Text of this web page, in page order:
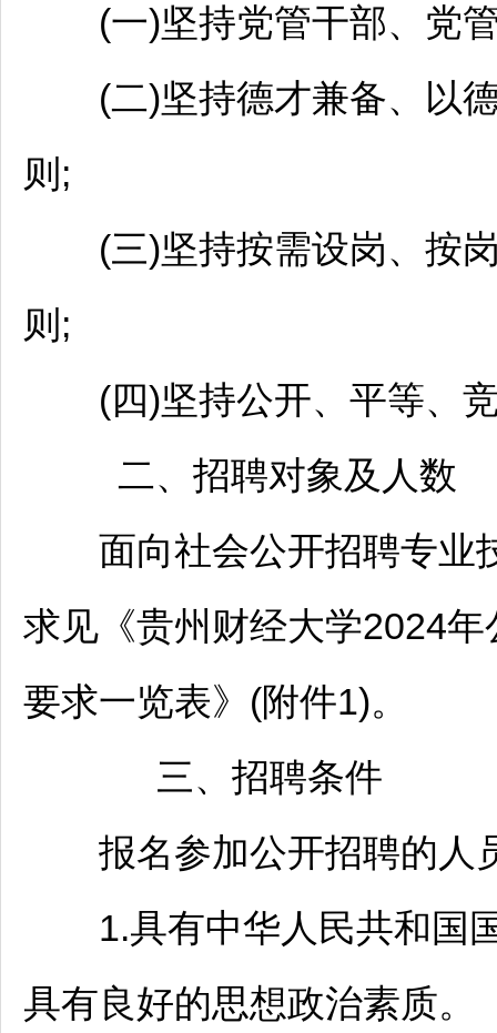
(一)坚持党管干部、党管
(二)坚持德才兼备、以德
则;
(三)坚持按需设岗、按
则;
(四)坚持公开、平等、竞
二、 招聘对象及人数
面向社会公开招聘专业
求见《贵州财经大学2024年
要求一览表》(附件1)。
三、 招聘条件
报名参加公开招聘的人
1.具有中华人民共和国国
具有良好的思想政治素质。